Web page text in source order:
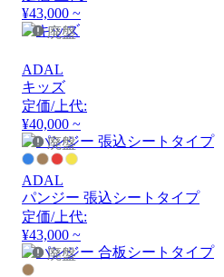
¥43,000 ~
廃盤
ADAL
キッズ
定価/上代:
¥40,000 ~
廃盤
ADAL
パンジー 張込シートタイプ
定価/上代:
¥43,000 ~
廃盤